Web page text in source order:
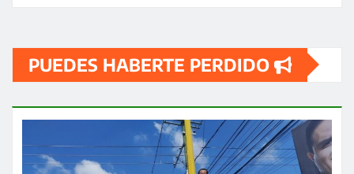
PUEDES HABERTE PERDIDO